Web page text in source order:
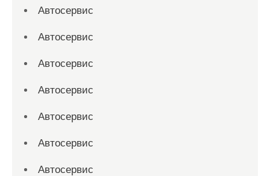
Автосервис
Автосервис
Автосервис
Автосервис
Автосервис
Автосервис
Автосервис